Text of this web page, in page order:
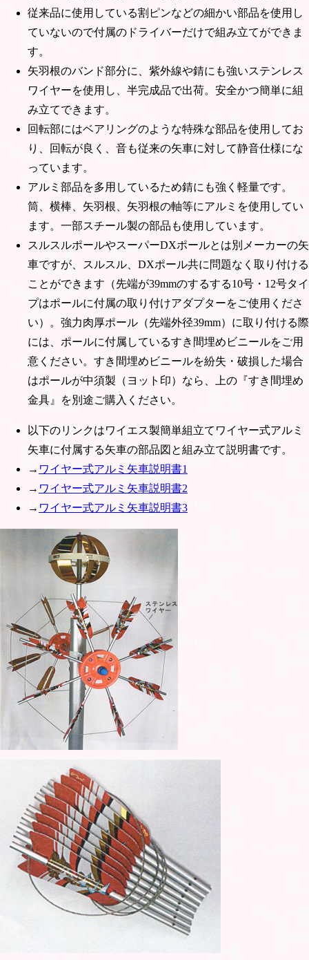
従来品に使用している割ピンなどの細かい部品を使用し
ていないので付属のドライバーだけで組み立てができま
す。
矢羽根のバンド部分に、紫外線や錆にも強いステンレス
ワイヤーを使用し、半完成品で出荷。安全かつ簡単に組
み立てできます。
回転部にはベアリングのような特殊な部品を使用してお
り、回転が良く、音も従来の矢車に対して静音仕様にな
っています。
アルミ部品を多用しているため錆にも強く軽量です。
筒、横棒、矢羽根、矢羽根の軸等にアルミを使用してい
ます。一部スチール製の部品も使用しています。
スルスルポールやスーパーDXポールとは別メーカーの矢
車ですが、スルスル、DXポール共に問題なく取り付ける
ことができます（先端が39mmのするする10号・12号タイ
プはポールに付属の取り付けアダプターをご使用くださ
い）。強力肉厚ポール（先端外径39mm）に取り付ける際
には、ポールに付属しているすき間埋めビニールをご用
意ください。すき間埋めビニールを紛失・破損した場合
はポールが中須製（ヨット印）なら、上の『すき間埋め
金具』を別途ご購入ください。
以下のリンクはワイエス製簡単組立てワイヤー式アルミ
矢車に付属する矢車の部品図と組み立て説明書です。
→ ワイヤー式アルミ矢車説明書1
→ ワイヤー式アルミ矢車説明書2
→ ワイヤー式アルミ矢車説明書3